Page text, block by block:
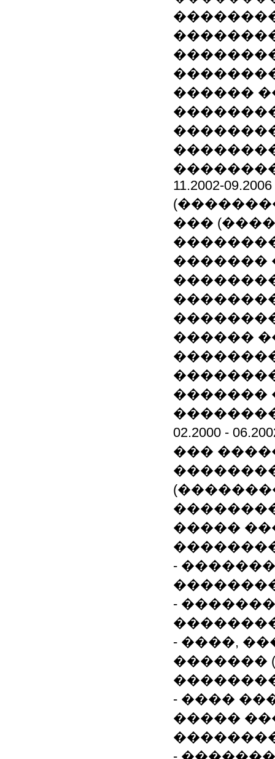
������
11.2002-09.2006
���
�������
������
�������
02.2000 -
���
�����
-
-
- ����,
�������
- ����
�����